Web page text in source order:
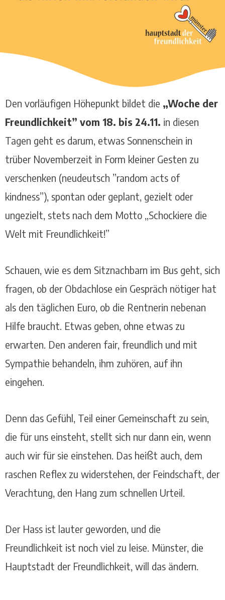
Den vorläufigen Höhepunkt bildet die „Woche der
Freundlichkeit” vom 18. bis 24.11. in diesen
Tagen geht es darum, etwas Sonnenschein in
trüber Novemberzeit in Form kleiner Gesten zu
verschenken (neudeutsch ”random acts of
kindness”), spontan oder geplant, gezielt oder
ungezielt, stets nach dem Motto „Schockiere die
Welt mit Freundlichkeit!”
Schauen, wie es dem Sitznachbarn im Bus geht, sich
fragen, ob der Obdachlose ein Gespräch nötiger hat
als den täglichen Euro, ob die Rentnerin nebenan
Hilfe braucht. Etwas geben, ohne etwas zu
erwarten. Den anderen fair, freundlich und mit
Sympathie behandeln, ihm zuhören, auf ihn
eingehen.
Denn das Gefühl, Teil einer Gemeinschaft zu sein,
die für uns einsteht, stellt sich nur dann ein, wenn
auch wir für sie einstehen. Das heißt auch, dem
raschen Reflex zu widerstehen, der Feindschaft, der
Verachtung, den Hang zum schnellen Urteil.
Der Hass ist lauter geworden, und die
Freundlichkeit ist noch viel zu leise. Münster, die
Hauptstadt der Freundlichkeit, will das ändern.